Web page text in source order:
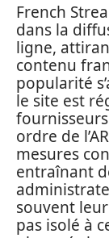
French
dans la
ligne,
contenu
popularité
le site est
fournisseurs
ordre de
mesures
entraînant
souvent
pas isolé à